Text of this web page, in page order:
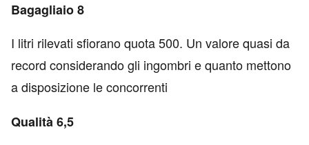
Bagagliaio 8
I litri rilevati sfiorano quota 500. Un valore quasi da
record considerando gli ingombri e quanto mettono
a disposizione le concorrenti
Qualità 6,5